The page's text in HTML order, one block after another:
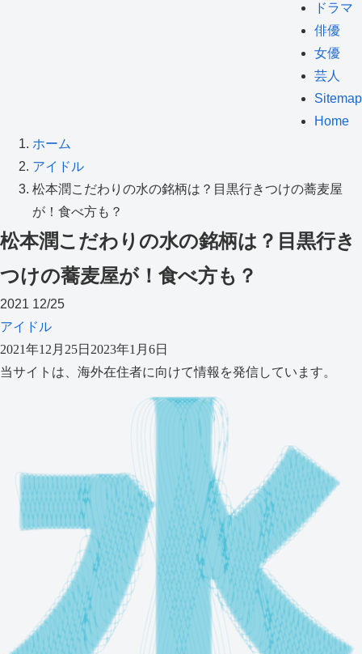
ドラマ
俳優
女優
芸人
Sitemap
Home
ホーム
アイドル
松本潤こだわりの水の銘柄は？目黒行きつけの蕎麦屋
が！食べ方も？
松本潤こだわりの水の銘柄は？目黒行き
つけの蕎麦屋が！食べ方も？
2021 12/25
アイドル
2021年12月25日 2023年1月6日
当サイトは、海外在住者に向けて情報を発信しています。